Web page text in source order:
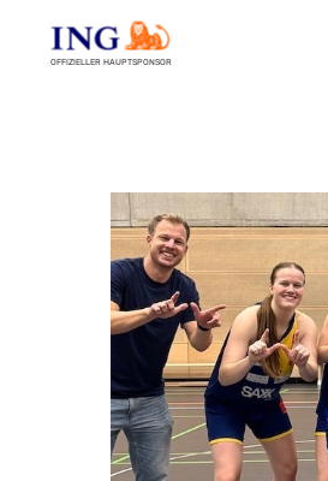
OFFIZIELLER HAUPTSPONSOR